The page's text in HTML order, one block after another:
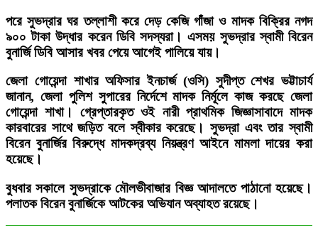
পরে সুভদ্রার ঘর তল্লাশী করে দেড় কেজি গাঁজা ও মাদক বিক্রির নগদ
৯০০ টাকা উদ্ধার করেন ডিবি সদস্যরা। এসময় সুভদ্রার স্বামী বিরেন
বুনার্জি ডিবি আসার খবর পেয়ে আগেই পালিয়ে যায়।
জেলা গোয়েন্দা শাখার অফিসার ইনচার্জ (ওসি) সুদীপ্ত শেখর ভট্টাচার্য
জানান, জেলা পুলিশ সুপারের নির্দেশে মাদক নির্মূলে কাজ করছে জেলা
গোয়েন্দা শাখা। গ্রেপ্তারকৃত ওই নারী প্রাথমিক জিজ্ঞাসাবাদে মাদক
কারবারের সাথে জড়িত বলে স্বীকার করেছে। সুভদ্রা এবং তার স্বামী
বিরেন বুনার্জির বিরুদ্ধে মাদকদ্রব্য নিয়ন্ত্রণ আইনে মামলা দায়ের করা
হয়েছে।
বুধবার সকালে সুভদ্রাকে মৌলভীবাজার বিজ্ঞ আদালতে পাঠানো হয়েছে।
পলাতক বিরেন বুনার্জিকে আটকের অভিযান অব্যাহত রয়েছে।